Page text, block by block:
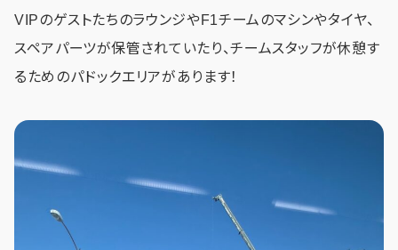
VIPのゲストたちのラウンジやF1チームのマシンやタイヤ、
スペアパーツが保管されていたり、チームスタッフが休憩す
るためのパドックエリアがあります！